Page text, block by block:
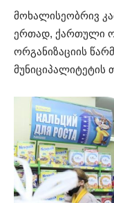
მოხალისეობრივ
ერთად, ქართული
ორგანიზაციის
მუნიციპალიტეტის